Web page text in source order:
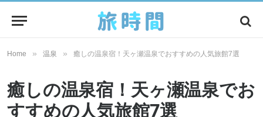
Home » 温泉 » 癒しの温泉宿！天ヶ瀬温泉でおすすめの人気旅館7選
癒しの温泉宿！天ヶ瀬温泉でお
すすめの人気旅館7選